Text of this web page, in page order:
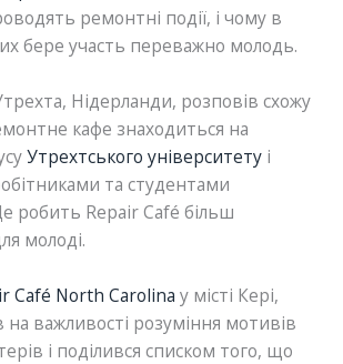
ремонтні події, і чому в
бере участь переважно молодь.
Нідерланди, розповів схожу
кафе знаходиться на
Утрехтського університету і
та студентами
робить Repair Café більш
молоді.
Café North Carolina у місті Кері,
важливості розуміння мотивів
і поділився списком того, що